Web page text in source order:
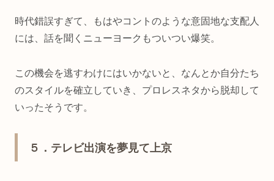
時代錯誤すぎて、もはやコントのような意固地な支配人
には、話を聞くニューヨークもついつい爆笑。
この機会を逃すわけにはいかないと、なんとか自分たち
のスタイルを確立していき、プロレスネタから脱却して
いったそうです。
５．テレビ出演を夢見て上京